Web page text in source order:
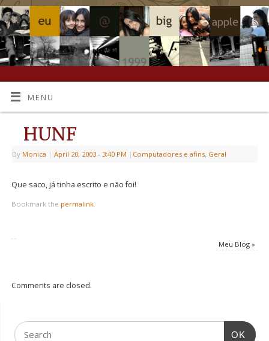
MENU
HUNF
By Monica | April 20, 2003 - 3:40 PM | Computadores e afins, Geral
Que saco, já tinha escrito e não foi!
Bookmark the permalink.
Meu Blog»
Comments are closed.
OK